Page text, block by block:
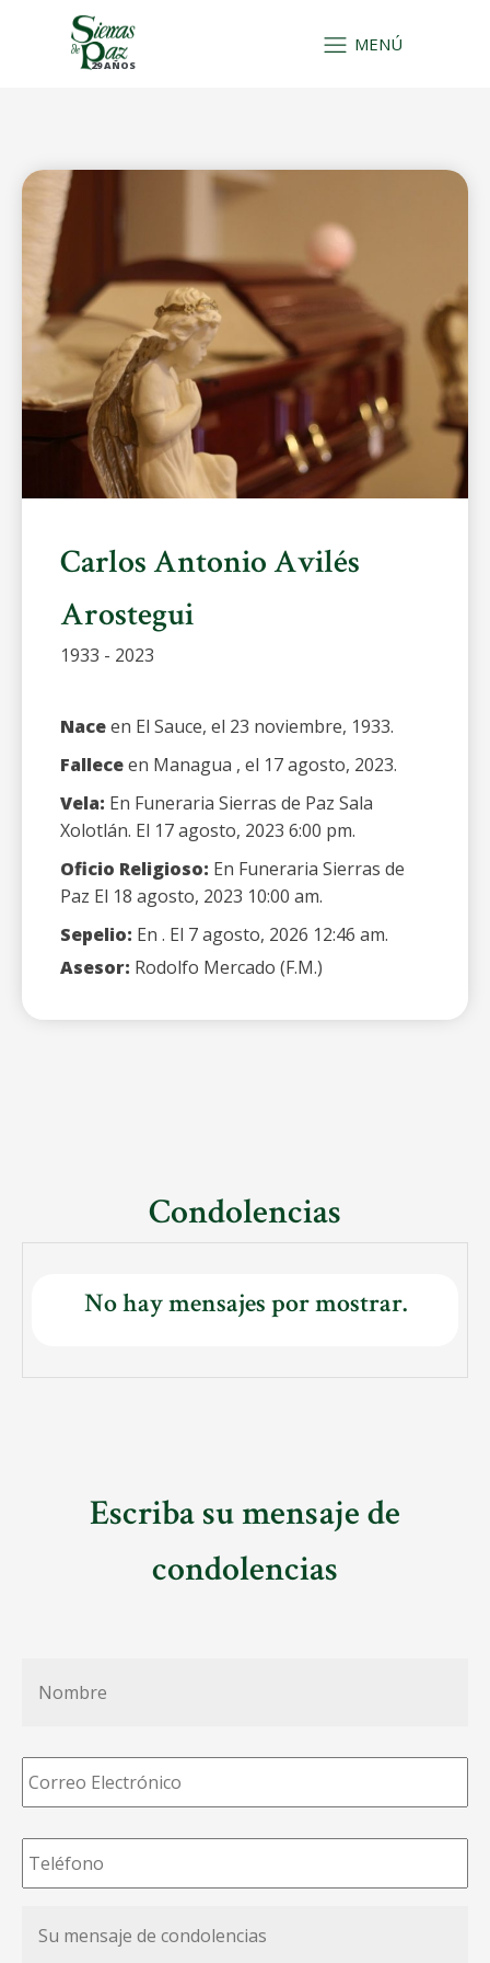
29 AÑOS
MENÚ
Carlos Antonio Avilés
Arostegui
1933 - 2023
Naceen El Sauce, el 23 noviembre, 1933.
Falleceen Managua , el 17 agosto, 2023.
Vela: En Funeraria Sierras de Paz Sala
Xolotlán. El 17 agosto, 2023 6:00 pm.
Oficio Religioso: En Funeraria Sierras de
Paz El 18 agosto, 2023 10:00 am.
Sepelio: En . El 7 agosto, 2026 12:46 am.
Asesor: Rodolfo Mercado (F.M.)
Condolencias
No hay mensajes por mostrar.
Escriba su mensaje de
condolencias
Correo
Electrónico *
Teléfono *
mensaje